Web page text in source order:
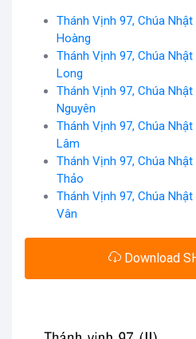
Thánh Vịnh 97, Chúa
Hoàng
Thánh Vịnh 97, Chúa
Long
Thánh Vịnh 97, Chúa
Nguyên
Thánh Vịnh 97, Chúa
Lâm
Thánh Vịnh 97, Chúa
Thảo
Thánh Vịnh 97, Chúa
Vân
Download